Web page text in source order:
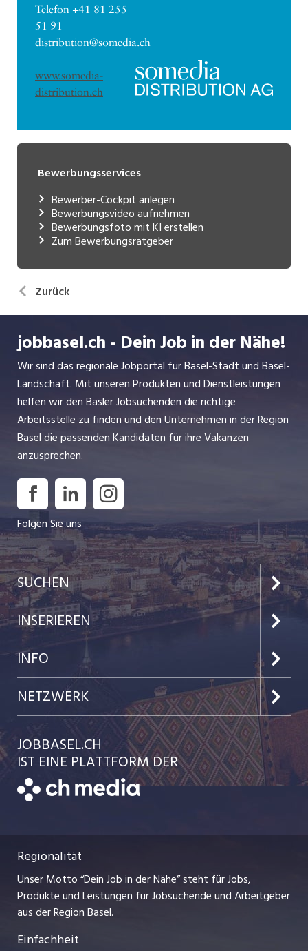
Telefon +41 81 255
51 91
distribution@somedia.ch
www.somedia-
distribution.ch
Bewerbungsservices
Bewerber-Cockpit anlegen
Bewerbungsvideo aufnehmen
Bewerbungsfoto mit KI erstellen
Zum Bewerbungsratgeber
Zurück
jobbasel.ch - Dein Job in der Nähe!
Wir sind das regionale Jobportal für Basel-Stadt und Basel-
Landschaft. Mit unseren Produkten und Dienstleistungen
helfen wir den Basler Jobsuchenden die richtige
Arbeitsstelle zu finden und den Unternehmen in der Region
Basel die passenden Kandidaten für ihre Vakanzen
anzusprechen.
Folgen Sie uns
SUCHEN
Jobs im Kanton Basel-Stadt
Jobs im Kanton Baselland
Jobs in der Stadt Basel
Jobs in der Stadt Liestal
Festanstellungen
Temporäre Jobs
Lehrstellen
Ferienjobs
Management / Kader-Jobs
INSERIEREN
Preise & Leistungen
Kundenlogin
Einzelinserat disponieren
Schnittstelle
INFO
Team
AGB
Datenschutzerklärung
Impressum
Stellenmeldepflicht
Bewerber-Cockpit
NETZWERK
jobbern.ch
zentraljob.ch
myjob.ch
jobzüri.ch
JOBBASEL.CH
IST EINE PLATTFORM DER
Regionalität
Unser Motto “Dein Job in der Nähe” steht für Jobs,
Produkte und Leistungen für Jobsuchende und Arbeitgeber
aus der Region Basel.
Einfachheit